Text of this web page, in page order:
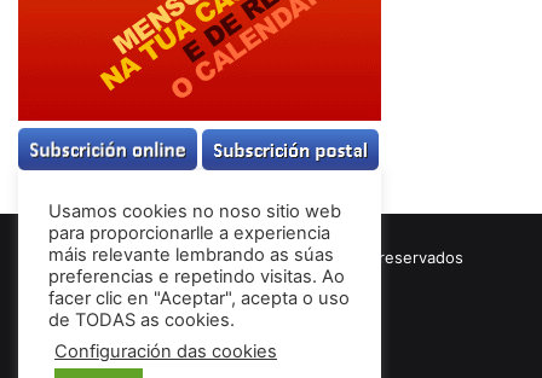
© Copyright 2026, Todos los derechos reservados
Términos & Condiciones
Usamos cookies no noso sitio web
para proporcionarlle a experiencia
máis relevante lembrando as súas
preferencias e repetindo visitas. Ao
facer clic en "Aceptar", acepta o uso
de TODAS as cookies.
Configuración das cookies